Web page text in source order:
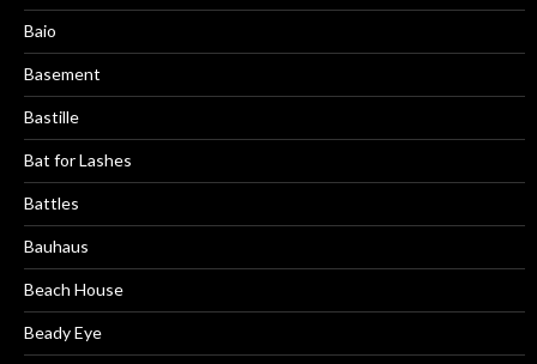
Baio
Basement
Bastille
Bat for Lashes
Battles
Bauhaus
Beach House
Beady Eye